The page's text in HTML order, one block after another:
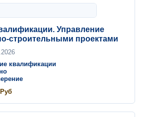
Управление
строительными проектами
квалификации
Руб